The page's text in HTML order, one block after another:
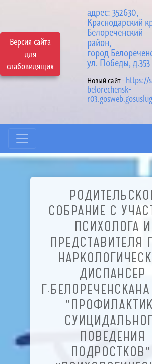
Версия сайта
для
слабовидящих
адрес: 352630,
Краснодарский
Белореченский
район,
город
ул. Победы, д.353
Новый сайт - https://
belorechensk-
СОБРАНИЕ С
ПСИХОЛОГА И
ПРЕДСТАВИТЕЛЯ
ДИСПАНСЕР
Г.БЕЛОРЕЧЕНСКАНА
ПОВЕДЕНИЯ